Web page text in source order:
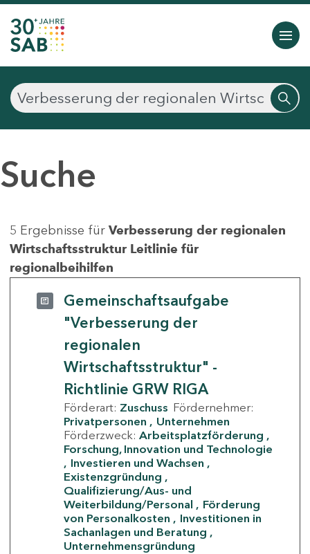
Suche
5 Ergebnisse für Verbesserung der regionalen
Wirtschaftsstruktur Leitlinie für
regionalbeihilfen
Gemeinschaftsaufgabe
"Verbesserung der
regionalen
Wirtschaftsstruktur" -
Richtlinie GRW RIGA
Förderart: Zuschuss Fördernehmer:
Privatpersonen
Unternehmen
Förderzweck: Arbeitsplatzförderung
Forschung, Innovation und Technologie
Investieren und Wachsen
Existenzgründung
Qualifizierung/Aus- und
Weiterbildung/Personal
Förderung
von Personalkosten
Investitionen in
Sachanlagen und Beratung
Unternehmensgründung